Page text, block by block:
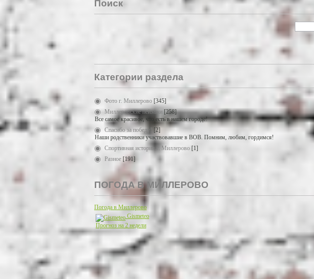
Поиск
Категории раздела
Фото г. Миллерово [345]
Миллеровские пейзажи [258]
Все самое красивое, что есть в нашем городе!
Спасибо за победу!
[2]
Наши родственники участвовавшие в ВОВ. Помним, любим, гордимся!
Спортивная история г. Миллерово [1]
Разное [191]
ПОГОДА В МИЛЛЕРОВО
Погода в Миллерово
Gismeteo
Прогноз на 2 недели